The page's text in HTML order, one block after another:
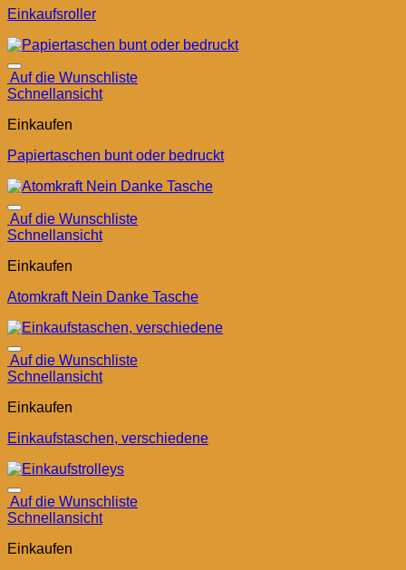
Einkaufsroller
Auf die Wunschliste
Schnellansicht
Einkaufen
Papiertaschen bunt oder bedruckt
Auf die Wunschliste
Schnellansicht
Einkaufen
Atomkraft Nein Danke Tasche
Auf die Wunschliste
Schnellansicht
Einkaufen
Einkaufstaschen, verschiedene
Auf die Wunschliste
Schnellansicht
Einkaufen